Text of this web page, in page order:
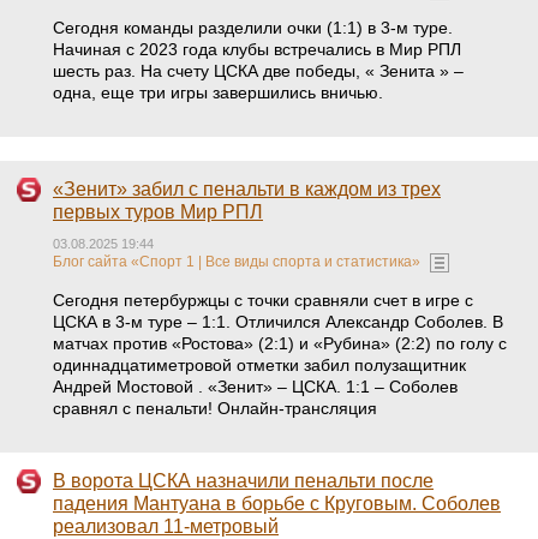
Сегодня команды разделили очки (1:1) в 3-м туре.
Начиная с 2023 года клубы встречались в Мир РПЛ
шесть раз. На счету ЦСКА две победы, « Зенита » –
одна, еще три игры завершились вничью.
«Зенит» забил с пенальти в каждом из трех
первых туров Мир РПЛ
03.08.2025 19:44
Блог сайта «Спорт 1 | Все виды спорта и статистика»
Сегодня петербуржцы с точки сравняли счет в игре с
ЦСКА в 3-м туре – 1:1. Отличился Александр Соболев. В
матчах против «Ростова» (2:1) и «Рубина» (2:2) по голу с
одиннадцатиметровой отметки забил полузащитник
Андрей Мостовой . «Зенит» – ЦСКА. 1:1 – Соболев
сравнял с пенальти! Онлайн-трансляция
В ворота ЦСКА назначили пенальти после
падения Мантуана в борьбе с Круговым. Соболев
реализовал 11-метровый